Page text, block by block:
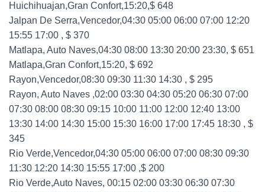
Huichihuajan,Gran Confort,15:20,$ 648
Jalpan De Serra,Vencedor,04:30 05:00 06:00 07:00 12:20
15:55 17:00 , $ 370
Matlapa, Auto Naves,04:30 08:00 13:30 20:00 23:30, $ 651
Matlapa,Gran Confort,15:20, $ 692
Rayon,Vencedor,08:30 09:30 11:30 14:30 , $ 295
Rayon, Auto Naves ,02:00 03:30 04:30 05:20 06:30 07:00
07:30 08:00 08:30 09:15 10:00 11:00 12:00 12:40 13:00
13:30 14:00 14:30 15:00 15:30 16:00 17:00 17:45 18:30 , $
345
Rio Verde,Vencedor,04:30 05:00 06:00 07:00 08:30 09:30
11:30 12:20 14:30 15:55 17:00 ,$ 200
Rio Verde,Auto Naves, 00:15 02:00 03:30 06:30 07:30